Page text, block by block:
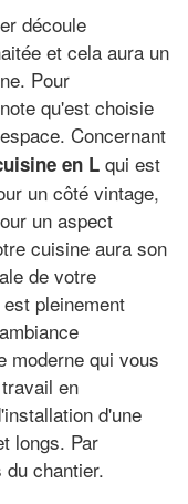
découle
et cela aura un
Pour
qu'est choisie
Concernant
en L qui est
un côté vintage,
un aspect
cuisine aura son
de votre
pleinement
moderne qui vous
en
d'une
longs. Par
chantier.